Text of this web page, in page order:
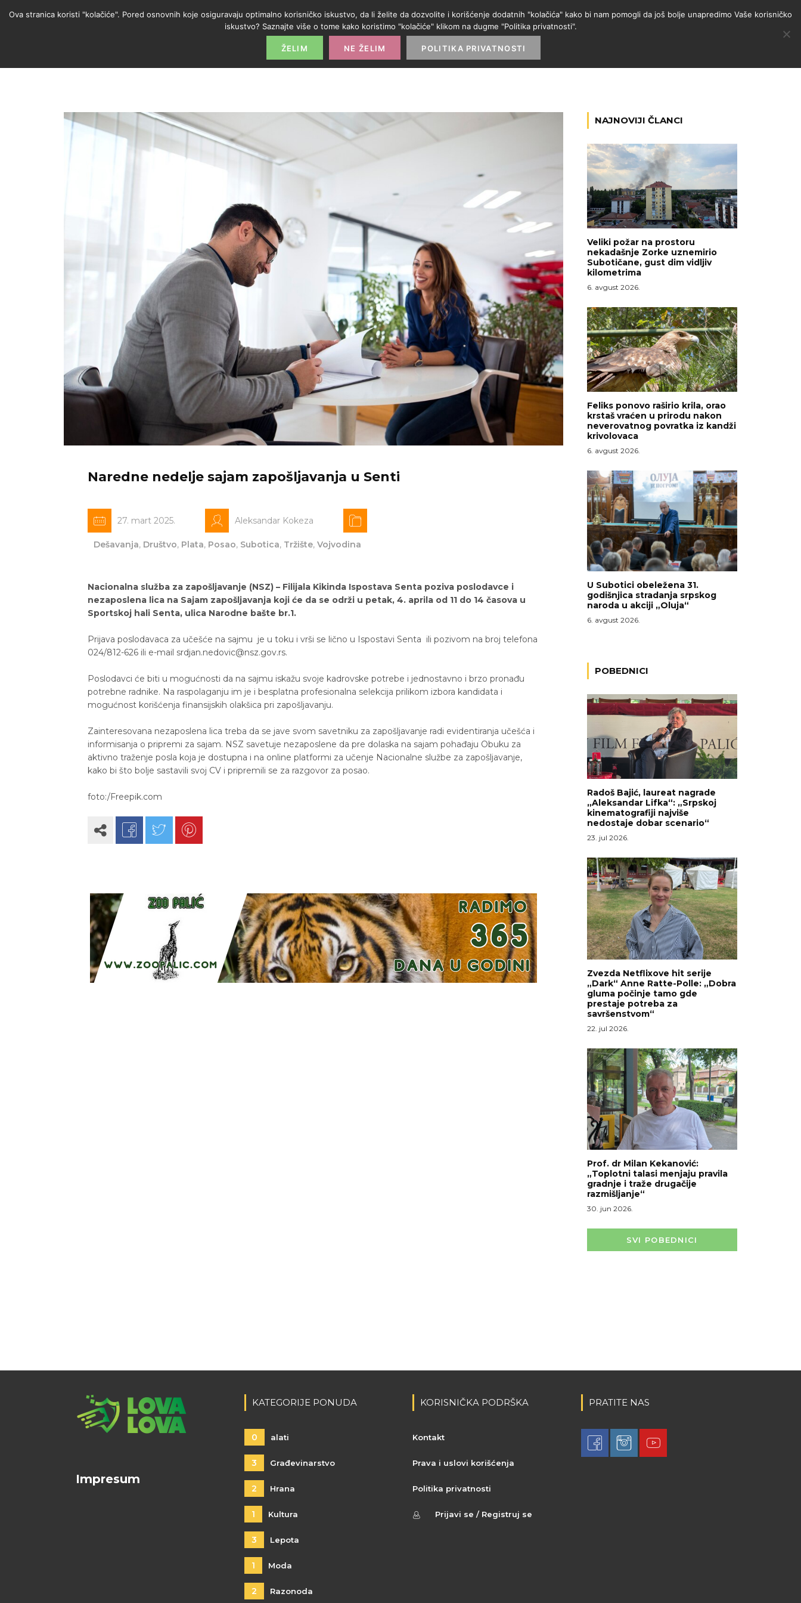
POČETNA PROMO IZLOG PARTNERI KATEGORIJE
Naredne nedelje sajam zapošljavanja u Senti
27. mart 2025. Aleksandar Kokeza
Dešavanja, Društvo, Plata, Posao, Subotica, Tržište, Vojvodina
Nacionalna služba za zapošljavanje (NSZ) – Filijala Kikinda Ispostava Senta poziva poslodavce i
nezaposlena lica na Sajam zapošljavanja koji će da se održi u petak, 4. aprila od 11 do 14 časova u
Sportskoj hali Senta, ulica Narodne bašte br.1.
Prijava poslodavaca za učešće na sajmu je u toku i vrši se lično u Ispostavi Senta ili pozivom na broj telefona
024/812-626 ili e-mail srdjan.nedovic@nsz.gov.rs.
Poslodavci će biti u mogućnosti da na sajmu iskažu svoje kadrovske potrebe i jednostavno i brzo pronađu
potrebne radnike. Na raspolaganju im je i besplatna profesionalna selekcija prilikom izbora kandidata i
mogućnost korišćenja finansijskih olakšica pri zapošljavanju.
Zainteresovana nezaposlena lica treba da se jave svom savetniku za zapošljavanje radi evidentiranja učešća i
informisanja o pripremi za sajam. NSZ savetuje nezaposlene da pre dolaska na sajam pohađaju Obuku za
aktivno traženje posla koja je dostupna i na online platformi za učenje Nacionalne službe za zapošljavanje,
kako bi što bolje sastavili svoj CV i pripremili se za razgovor za posao.
foto:/Freepik.com
NAJNOVIJI ČLANCI
Veliki požar na prostoru
nekadašnje Zorke uznemirio
Subotičane, gust dim vidljiv
kilometrima
6. avgust 2026.
Feliks ponovo raširio krila, orao
krstaš vraćen u prirodu nakon
neverovatnog povratka iz kandži
krivolovaca
6. avgust 2026.
U Subotici obeležena 31.
godišnjica stradanja srpskog
naroda u akciji „Oluja“
6. avgust 2026.
POBEDNICI
Radoš Bajić, laureat nagrade
„Aleksandar Lifka“: „Srpskoj
kinematografiji najviše
nedostaje dobar scenario“
23. jul 2026.
Zvezda Netflixove hit serije
„Dark“ Anne Ratte-Polle: „Dobra
gluma počinje tamo gde
prestaje potreba za
savršenstvom“
22. jul 2026.
Prof. dr Milan Kekanović:
„Toplotni talasi menjaju pravila
gradnje i traže drugačije
razmišljanje“
30. jun 2026.
SVI POBEDNICI
Impresum
KATEGORIJE PONUDA
0 alati
3 Građevinarstvo
2 Hrana
1 Kultura
3 Lepota
1 Moda
2 Razonoda
KORISNIČKA PODRŠKA
Kontakt
Prava i uslovi korišćenja
Politika privatnosti
Prijavi se / Registruj se
PRATITE NAS
Ova stranica koristi "kolačiće". Pored osnovnih koje osiguravaju optimalno korisničko iskustvo, da li želite da dozvolite i korišćenje dodatnih "kolačića" kako bi nam pomogli da još bolje unapredimo Vaše korisničko
iskustvo? Saznajte više o tome kako koristimo "kolačiće" klikom na dugme "Politika privatnosti".
ŽELIM NE ŽELIM POLITIKA PRIVATNOSTI